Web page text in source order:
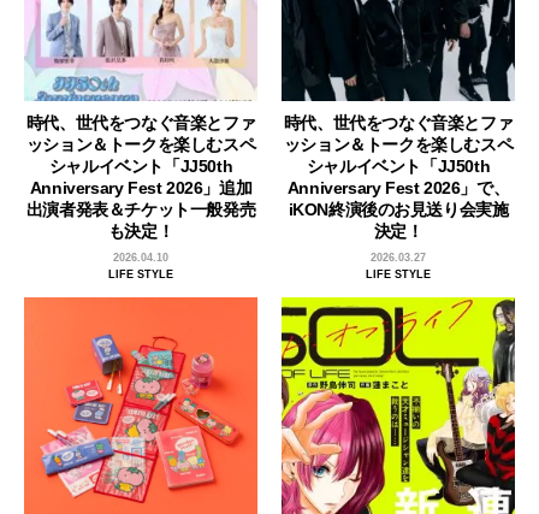
時代、世代をつなぐ音楽とファ
ッション＆トークを楽しむスペ
シャルイベント「JJ50th
Anniversary Fest 2026」追加
出演者発表＆チケット一般発売
も決定！
2026.04.10
LIFE STYLE
時代、世代をつなぐ音楽とファ
ッション＆トークを楽しむスペ
シャルイベント「JJ50th
Anniversary Fest 2026」で、
iKON終演後のお見送り会実施
決定！
2026.03.27
LIFE STYLE